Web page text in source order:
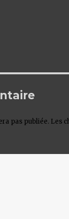
pas publiée. Les